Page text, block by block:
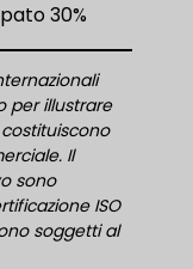
30%
per illustrare
Il
sono
ISO
soggetti al